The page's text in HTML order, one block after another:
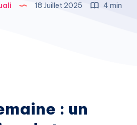
18 Juillet 2025 4 min
: un